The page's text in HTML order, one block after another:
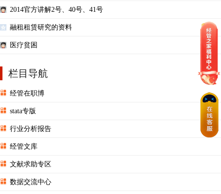
2014官方讲解2号、40号、41号
融租租赁研究的资料
医疗贫困
栏目导航
经管在职博
stata专版
行业分析报告
经管文库
文献求助专区
数据交流中心